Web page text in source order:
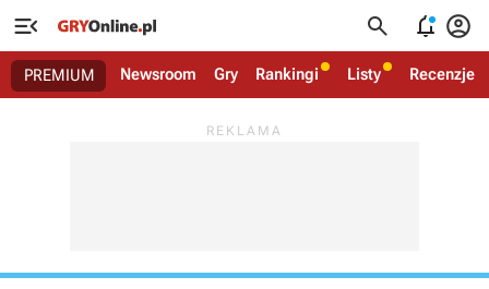
   
PREMIUM Newsroom Gry Rankingi Listy Recenzje